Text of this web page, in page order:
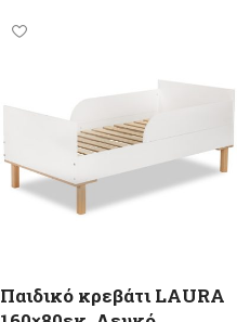
Παιδικό κρεβάτι LAURA